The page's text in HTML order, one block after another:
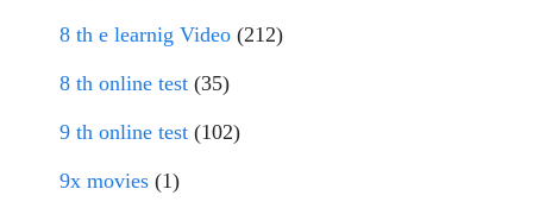
8 th e learnig Video (212)
8 th online test (35)
9 th online test (102)
9x movies (1)